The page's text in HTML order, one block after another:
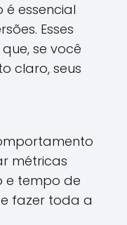
essencial
Esses
se você
claro, seus
métricas
e tempo de
fazer toda a